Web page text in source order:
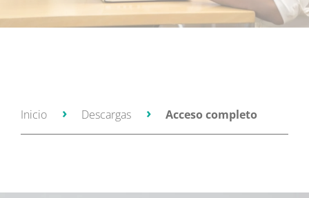
Inicio Descargas Acceso completo